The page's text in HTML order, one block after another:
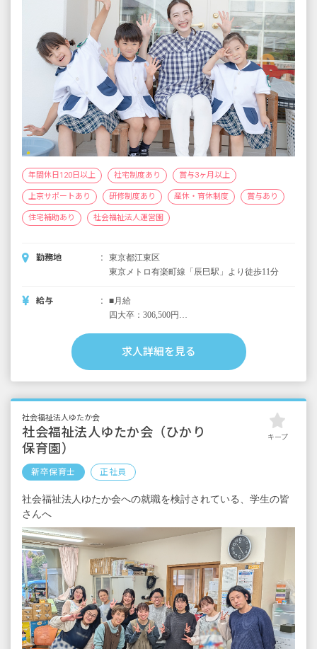
年間休日120日以上 社宅制度あり 賞与3ヶ月以上
上京サポートあり 研修制度あり 産休・育休制度 賞与あり
住宅補助あり 社会福祉法人運営園
勤務地
東京都江東区
東京メトロ有楽町線「辰巳駅」より徒歩11分
給与
■月給
四大卒：306,500円
（内訳）
四大卒：215,000円
・ビジョン手当：38,500円
・時間外手当
昇給年1回（4月）
賞与年3回（7月、12月、4月）計3カ月
※4月については決算賞与のため、業績により
変動する
※試用期間あり3カ月／期間中同条件
求人詳細を見る
社会福祉法人ゆたか会
社会福祉法人ゆたか会（ひかり
保育園）
新卒保育士 正社員
キープ
社会福祉法人ゆたか会への就職を検討されている、学生の皆
さんへ